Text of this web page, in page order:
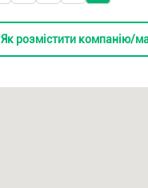
Як розмістити компанію/